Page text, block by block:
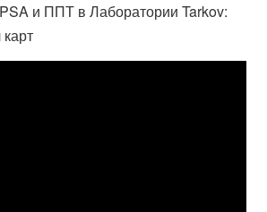
и ППТ в Лаборатории Tarkov: